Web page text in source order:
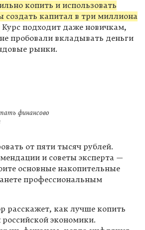
копить и использовать
создать капитал в три миллиона
Курс подходит даже новичкам,
пробовали вкладывать деньги
рынки.
финансово
от пяти тысяч рублей.
и советы эксперта —
основные накопительные
профессиональным
расскажет, как лучше копить
российской экономики.